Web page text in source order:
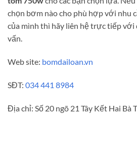
chọn bơm nào cho phù hợp với nhu
của mình thì hãy liên hệ trực tiếp
vấn.
Web site: bomdailoan.vn
SĐT: 034 441 8984
Địa chỉ: Số 20 ngõ 21 Tây Kết Hai Bà